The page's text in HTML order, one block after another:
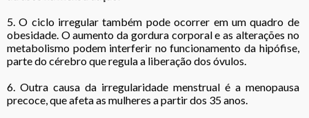
5. O ciclo irregular também pode ocorrer em um quadro de
obesidade. O aumento da gordura corporal e as alterações no
metabolismo podem interferir no funcionamento da hipófise,
parte do cérebro que regula a liberação dos óvulos.
6. Outra causa da irregularidade menstrual é a menopausa
precoce, que afeta as mulheres a partir dos 35 anos.